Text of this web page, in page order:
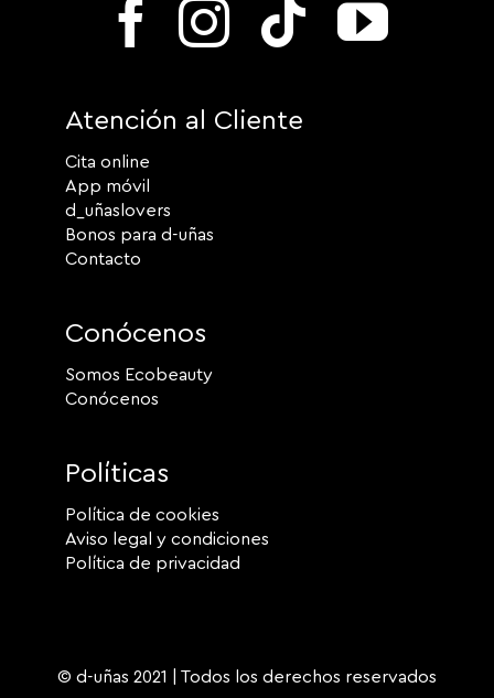
Atención al Cliente
Cita online
App móvil
d_uñaslovers
Bonos para d-uñas
Contacto
Conócenos
Somos Ecobeauty
Conócenos
Políticas
Política de cookies
Aviso legal y condiciones
Política de privacidad
© d-uñas 2021 | Todos los derechos reservados